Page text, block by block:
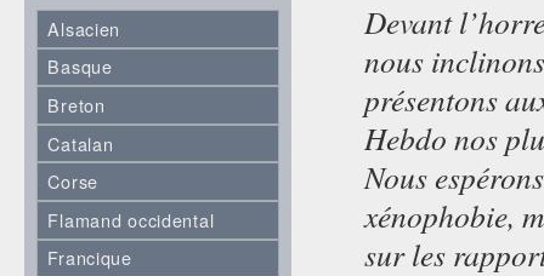
Devant
nous
présentons
Hebdo nos
Nous
xénophobie,
sur les
Alsacien
Basque
Breton
Catalan
Corse
Flamand occidental
Francique